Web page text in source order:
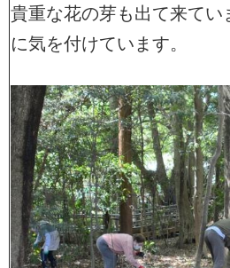
貴重な花の芽も出て来てい
に気を付けています。